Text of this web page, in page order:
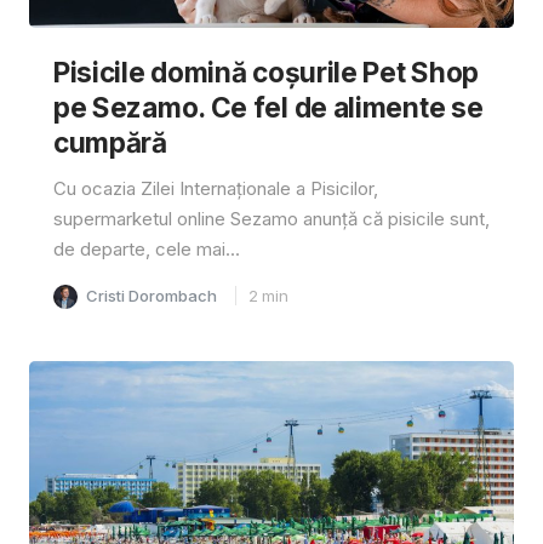
Pisicile domină coșurile Pet Shop
pe Sezamo. Ce fel de alimente se
cumpără
Cu ocazia Zilei Internaționale a Pisicilor,
supermarketul online Sezamo anunță că pisicile sunt,
de departe, cele mai...
Cristi Dorombach 2 min